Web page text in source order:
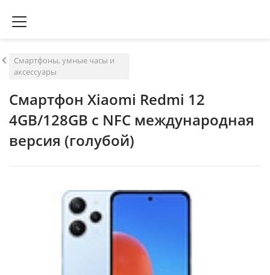
Смартфоны, умные часы и
аксессуары
Смартфон Xiaomi Redmi 12
4GB/128GB с NFC международная
версия (голубой)